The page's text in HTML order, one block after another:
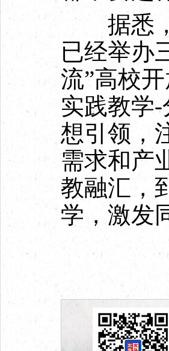
据悉，
已经举办
流”高校
实践教学
想引领，
需求和产
教融汇，
学，激发